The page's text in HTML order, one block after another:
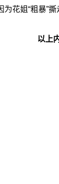
花姐“粗暴”撕
以上